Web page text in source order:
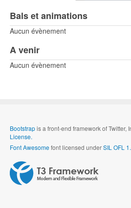
Bals et animations
Aucun évènement
A venir
Aucun évènement
Bootstrapis a front-end framework of Twitter,
License.
Font Awesomefont licensed underSIL OFL